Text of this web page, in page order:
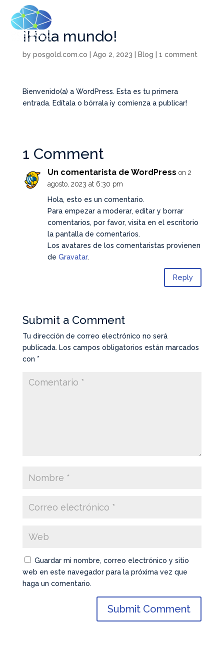
¡Hola mundo!
by posgold.com.co Ago 2, 2023 Blog 1 comment
Bienvenido(a) a WordPress. Esta es tu primera
entrada. Edítala o bórrala ¡y comienza a publicar!
1 Comment
Un comentarista de WordPress on 2
agosto, 2023 at 6:30 pm
Hola, esto es un comentario.
Para empezar a moderar, editar y borrar
comentarios, por favor, visita en el escritorio
la pantalla de comentarios.
Los avatares de los comentaristas provienen
de Gravatar.
Reply
Submit a Comment
Tu dirección de correo electrónico no será
publicada. Los campos obligatorios están marcados
con *
Guardar mi nombre, correo electrónico y sitio
web en este navegador para la próxima vez que
haga un comentario.